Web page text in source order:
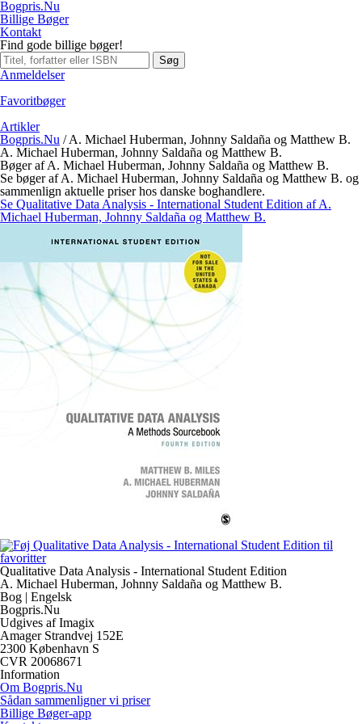
Bogpris.Nu
Billige Bøger
Kontakt
Find gode billige bøger!
Søg
Anmeldelser
Favoritbøger
Artikler
Bogpris.Nu /A. Michael Huberman, Johnny Saldaña og Matthew B.
A. Michael Huberman, Johnny Saldaña og Matthew B.
Bøger af A. Michael Huberman, Johnny Saldaña og Matthew B.
Se bøger af A. Michael Huberman, Johnny Saldaña og Matthew B. og
sammenlign aktuelle priser hos danske boghandlere.
Se Qualitative Data Analysis - International Student Edition af A.
Michael Huberman, Johnny Saldaña og Matthew B.
Qualitative Data Analysis - International Student Edition
A. Michael Huberman, Johnny Saldaña og Matthew B.
Bog | Engelsk
Bogpris.Nu
Udgives af Imagix
Amager Strandvej 152E
2300 København S
CVR 20068671
Information
Om Bogpris.Nu
Sådan sammenligner vi priser
Billige Bøger-app